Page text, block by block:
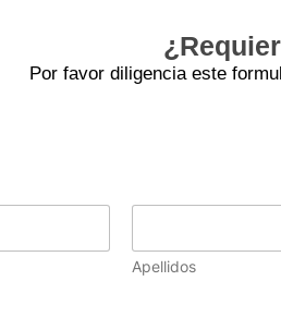
Por favor diligencia este
Apellidos